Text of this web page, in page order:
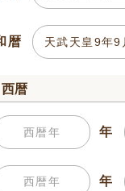
暦
西暦
年
年